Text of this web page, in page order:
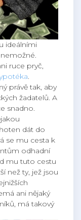
ideálními
nemožné.
ruce pryč,
.
právě tak, aby
žadatelů. A
snadno.
dát do
se mu cesta k
odhadní
mu tuto cestu
než ty, jež jsou
ani nějaký
má takový